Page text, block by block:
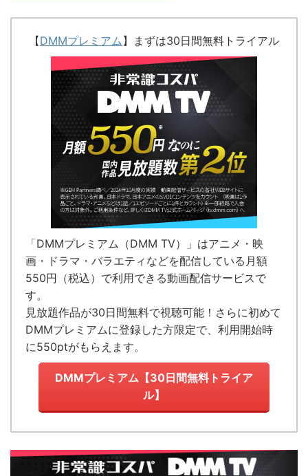
【DMMプレミアム 】まずは30日間無料トライアル
「DMMプレミアム（DMM TV）」はアニメ・映
画・ドラマ・バラエティなどを配信している 月額
550円（税込）で利用できる動画配信サービスで
す。
見放題作品が30日間無料で視聴可能！ さらに初めて
DMMプレミアムに登録した方限定で、利用開始時
に550ptがもらえます。
DMMプレミアム【30日間無料トライア
ル】